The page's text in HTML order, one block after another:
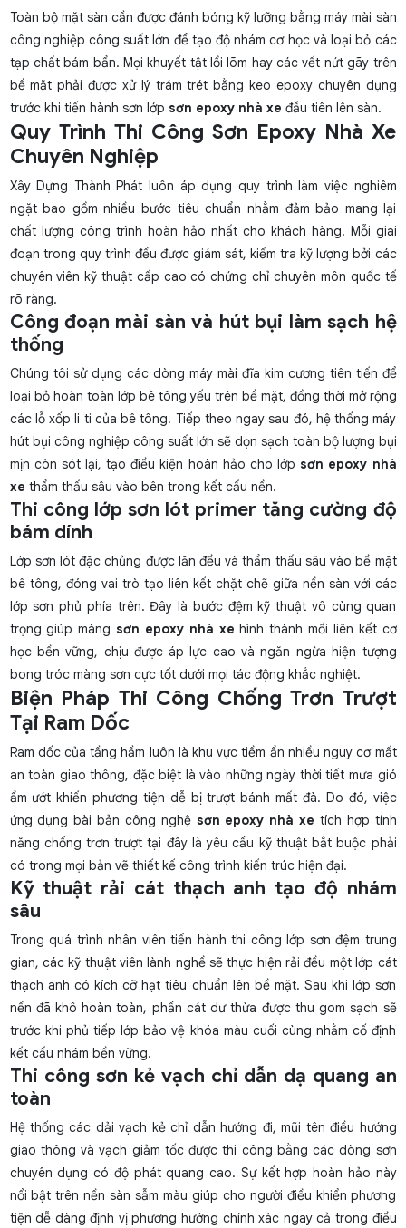
Toàn bộ mặt sàn cần được đánh bóng kỹ lưỡng bằng máy mài sàn
công nghiệp công suất lớn để tạo độ nhám cơ học và loại bỏ các
tạp chất bám bẩn. Mọi khuyết tật lồi lõm hay các vết nứt gãy trên
bề mặt phải được xử lý trám trét bằng keo epoxy chuyên dụng
trước khi tiến hành sơn lớp sơn epoxy nhà xe đầu tiên lên sàn.
Quy Trình Thi Công Sơn Epoxy Nhà Xe
Chuyên Nghiệp
Xây Dựng Thành Phát luôn áp dụng quy trình làm việc nghiêm
ngặt bao gồm nhiều bước tiêu chuẩn nhằm đảm bảo mang lại
chất lượng công trình hoàn hảo nhất cho khách hàng. Mỗi giai
đoạn trong quy trình đều được giám sát, kiểm tra kỹ lượng bởi các
chuyên viên kỹ thuật cấp cao có chứng chỉ chuyên môn quốc tế
rõ ràng.
Công đoạn mài sàn và hút bụi làm sạch hệ
thống
Chúng tôi sử dụng các dòng máy mài đĩa kim cương tiên tiến để
loại bỏ hoàn toàn lớp bê tông yếu trên bề mặt, đồng thời mở rộng
các lỗ xốp li ti của bê tông. Tiếp theo ngay sau đó, hệ thống máy
hút bụi công nghiệp công suất lớn sẽ dọn sạch toàn bộ lượng bụi
mịn còn sót lại, tạo điều kiện hoàn hảo cho lớp sơn epoxy nhà
xe thẩm thấu sâu vào bên trong kết cấu nền.
Thi công lớp sơn lót primer tăng cường độ
bám dính
Lớp sơn lót đặc chủng được lăn đều và thẩm thấu sâu vào bề mặt
bê tông, đóng vai trò tạo liên kết chặt chẽ giữa nền sàn với các
lớp sơn phủ phía trên. Đây là bước đệm kỹ thuật vô cùng quan
trọng giúp màng sơn epoxy nhà xe hình thành mối liên kết cơ
học bền vững, chịu được áp lực cao và ngăn ngừa hiện tượng
bong tróc màng sơn cực tốt dưới mọi tác động khắc nghiệt.
Biện Pháp Thi Công Chống Trơn Trượt
Tại Ram Dốc
Ram dốc của tầng hầm luôn là khu vực tiềm ẩn nhiều nguy cơ mất
an toàn giao thông, đặc biệt là vào những ngày thời tiết mưa gió
ẩm ướt khiến phương tiện dễ bị trượt bánh mất đà. Do đó, việc
ứng dụng bài bản công nghệ sơn epoxy nhà xe tích hợp tính
năng chống trơn trượt tại đây là yêu cầu kỹ thuật bắt buộc phải
có trong mọi bản vẽ thiết kế công trình kiến trúc hiện đại.
Kỹ thuật rải cát thạch anh tạo độ nhám
sâu
Trong quá trình nhân viên tiến hành thi công lớp sơn đệm trung
gian, các kỹ thuật viên lành nghề sẽ thực hiện rải đều một lớp cát
thạch anh có kích cỡ hạt tiêu chuẩn lên bề mặt. Sau khi lớp sơn
nền đã khô hoàn toàn, phần cát dư thừa được thu gom sạch sẽ
trước khi phủ tiếp lớp bảo vệ khóa màu cuối cùng nhằm cố định
kết cấu nhám bền vững.
Thi công sơn kẻ vạch chỉ dẫn dạ quang an
toàn
Hệ thống các dải vạch kẻ chỉ dẫn hướng đi, mũi tên điều hướng
giao thông và vạch giảm tốc được thi công bằng các dòng sơn
chuyên dụng có độ phát quang cao. Sự kết hợp hoàn hảo này
nổi bật trên nền sàn sẫm màu giúp cho người điều khiển phương
tiện dễ dàng định vị phương hướng chính xác ngay cả trong điều